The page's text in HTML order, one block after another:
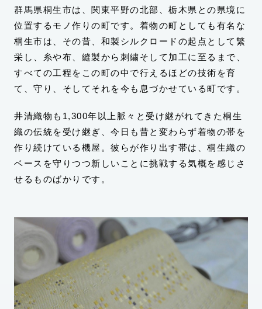
群馬県桐生市は、関東平野の北部、栃木県との県境に
位置するモノ作りの町です。着物の町としても有名な
桐生市は、その昔、和製シルクロードの起点として繁
栄し、糸や布、縫製から刺繍そして加工に至るまで、
すべての工程をこの町の中で行えるほどの技術を育
て、守り、そしてそれを今も息づかせている町です。
井清織物も1,300年以上脈々と受け継がれてきた桐生
織の伝統を受け継ぎ、今日も昔と変わらず着物の帯を
作り続けている機屋。彼らが作り出す帯は、桐生織の
ベースを守りつつ新しいことに挑戦する気概を感じさ
せるものばかりです。